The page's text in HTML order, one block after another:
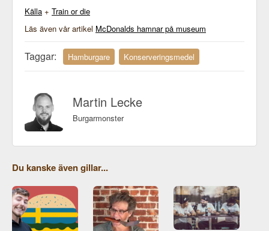
Källa + Train or die
Läs även vår artikel McDonalds hamnar på museum
Taggar: Hamburgare Konserveringsmedel
Martin Lecke
Burgarmonster
Du kanske även gillar...